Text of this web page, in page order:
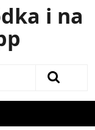
i na